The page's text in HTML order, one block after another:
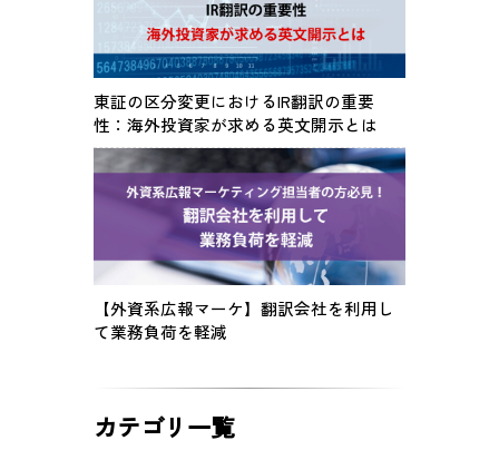
東証の区分変更におけるIR翻訳の重要
性：海外投資家が求める英文開示とは
【外資系広報マーケ】翻訳会社を利用し
て業務負荷を軽減
カテゴリ一覧